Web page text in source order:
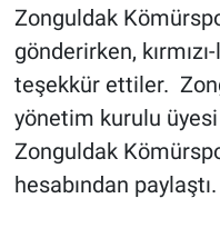
Zonguldak
gönderirken,
teşekkür ettiler.
yönetim kurulu
Zonguldak
hesabından paylaştı.